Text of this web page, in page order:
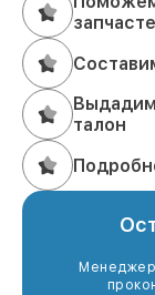
талон
Менеджер